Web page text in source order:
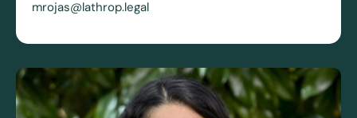
mrojas@lathrop.legal